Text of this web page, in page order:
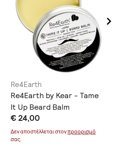
Re4Earth
Re4Earth by Kear - Tame
It Up Beard Balm
€ 24,00
Δεν αποστέλλεται στονπροορισμό
σας.